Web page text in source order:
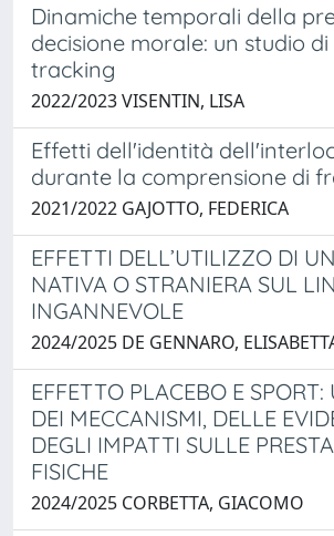
Dinamiche temporali della
decisione morale: un studio
tracking
2022/2023 VISENTIN, LISA
Effetti dell'identità
durante la comprensione di
2021/2022 GAJOTTO, FEDERICA
EFFETTI DELL’UTILIZZO DI
NATIVA O STRANIERA SUL
INGANNEVOLE
2024/2025 DE GENNARO,
EFFETTO PLACEBO E
DEI MECCANISMI, DELLE
DEGLI IMPATTI SULLE
FISICHE
2024/2025 CORBETTA, GIACOMO